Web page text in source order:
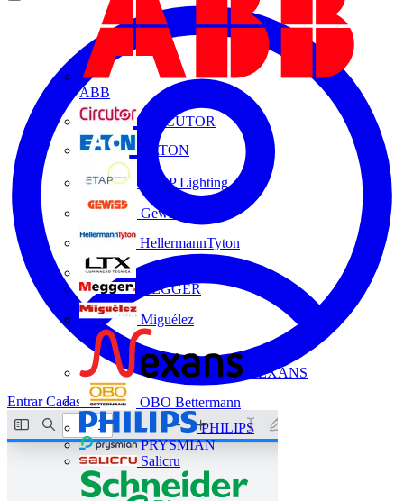
ABB
CIRCUTOR
EATON
ETAP Lighting
Gewiss
HellermannTyton
MEGGER
Miguélez
NEXANS
OBO Bettermann
PHILIPS
PRYSMIAN
Salicru
EntrarCadastrar